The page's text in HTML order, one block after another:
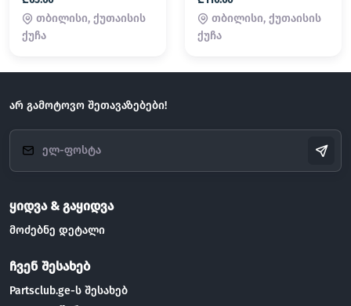
თბილისი, ქუთაისის
ქუჩა
თბილისი, ქუთაისის
ქუჩა
არ გამოტოვო შეთავაზებები!
ყიდვა & გაყიდვა
მოძებნე დეტალი
ჩვენ შესახებ
Partsclub.ge-ს შესახებ